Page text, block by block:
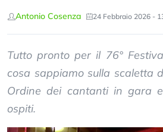
Antonio Cosenza 24 Febbraio 2026 -
Tutto pronto per il 76°
cosa sappiamo sulla scaletta
Ordine dei cantanti in gara
ospiti.